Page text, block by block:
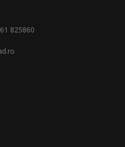
825860